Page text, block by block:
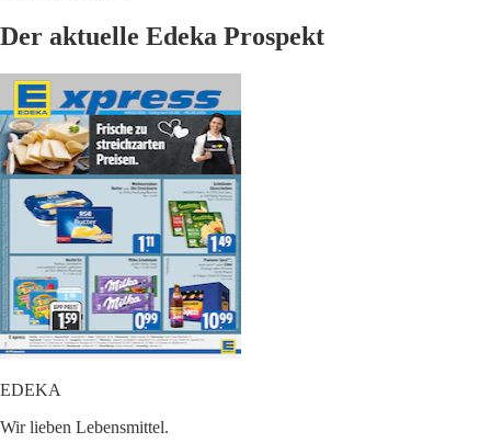
Der aktuelle Edeka Prospekt
EDEKA
Wir lieben Lebensmittel.